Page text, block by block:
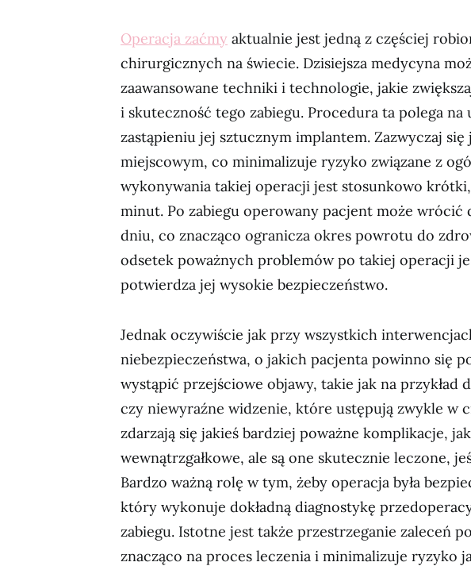
Operacja zaćmy aktualnie jest jedną z częściej
chirurgicznych na świecie. Dzisiejsza medycyna
zaawansowane techniki i technologie, jakie
i skuteczność tego zabiegu. Procedura ta polega
zastąpieniu jej sztucznym implantem. Zazwyczaj
miejscowym, co minimalizuje ryzyko związane z
wykonywania takiej operacji jest stosunkowo
minut. Po zabiegu operowany pacjent może wrócić
dniu, co znacząco ogranicza okres powrotu do
odsetek poważnych problemów po takiej operacji
potwierdza jej wysokie bezpieczeństwo.
Jednak oczywiście jak przy wszystkich
niebezpieczeństwa, o jakich pacjenta powinno się
wystąpić przejściowe objawy, takie jak na przykład
czy niewyraźne widzenie, które ustępują zwykle w
zdarzają się jakieś bardziej poważne komplikacje,
wewnątrzgałkowe, ale są one skutecznie leczone,
Bardzo ważną rolę w tym, żeby operacja była
który wykonuje dokładną diagnostykę
zabiegu. Istotne jest także przestrzeganie zaleceń
znacząco na proces leczenia i minimalizuje ryzyko